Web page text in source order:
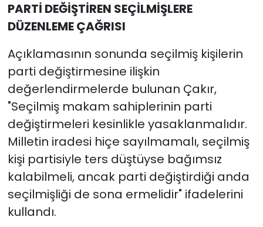
PARTİ DEĞİŞTİREN SEÇİLMİŞLERE
DÜZENLEME ÇAĞRISI
Açıklamasının sonunda seçilmiş kişilerin
parti değiştirmesine ilişkin
değerlendirmelerde bulunan Çakır,
"Seçilmiş makam sahiplerinin parti
değiştirmeleri kesinlikle yasaklanmalıdır.
Milletin iradesi hiçe sayılmamalı, seçilmiş
kişi partisiyle ters düştüyse bağımsız
kalabilmeli, ancak parti değiştirdiği anda
seçilmişliği de sona ermelidir" ifadelerini
kullandı.